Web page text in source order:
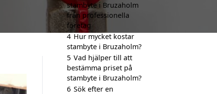
stambyte i Bruzaholm
från professionella
företag
4 Hur mycket kostar
stambyte i Bruzaholm?
5 Vad hjälper till att
bestämma priset på
stambyte i Bruzaholm?
6 Sök efter en